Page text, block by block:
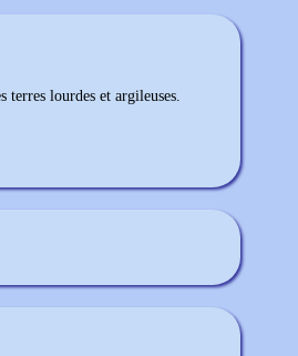
terres lourdes et argileuses.